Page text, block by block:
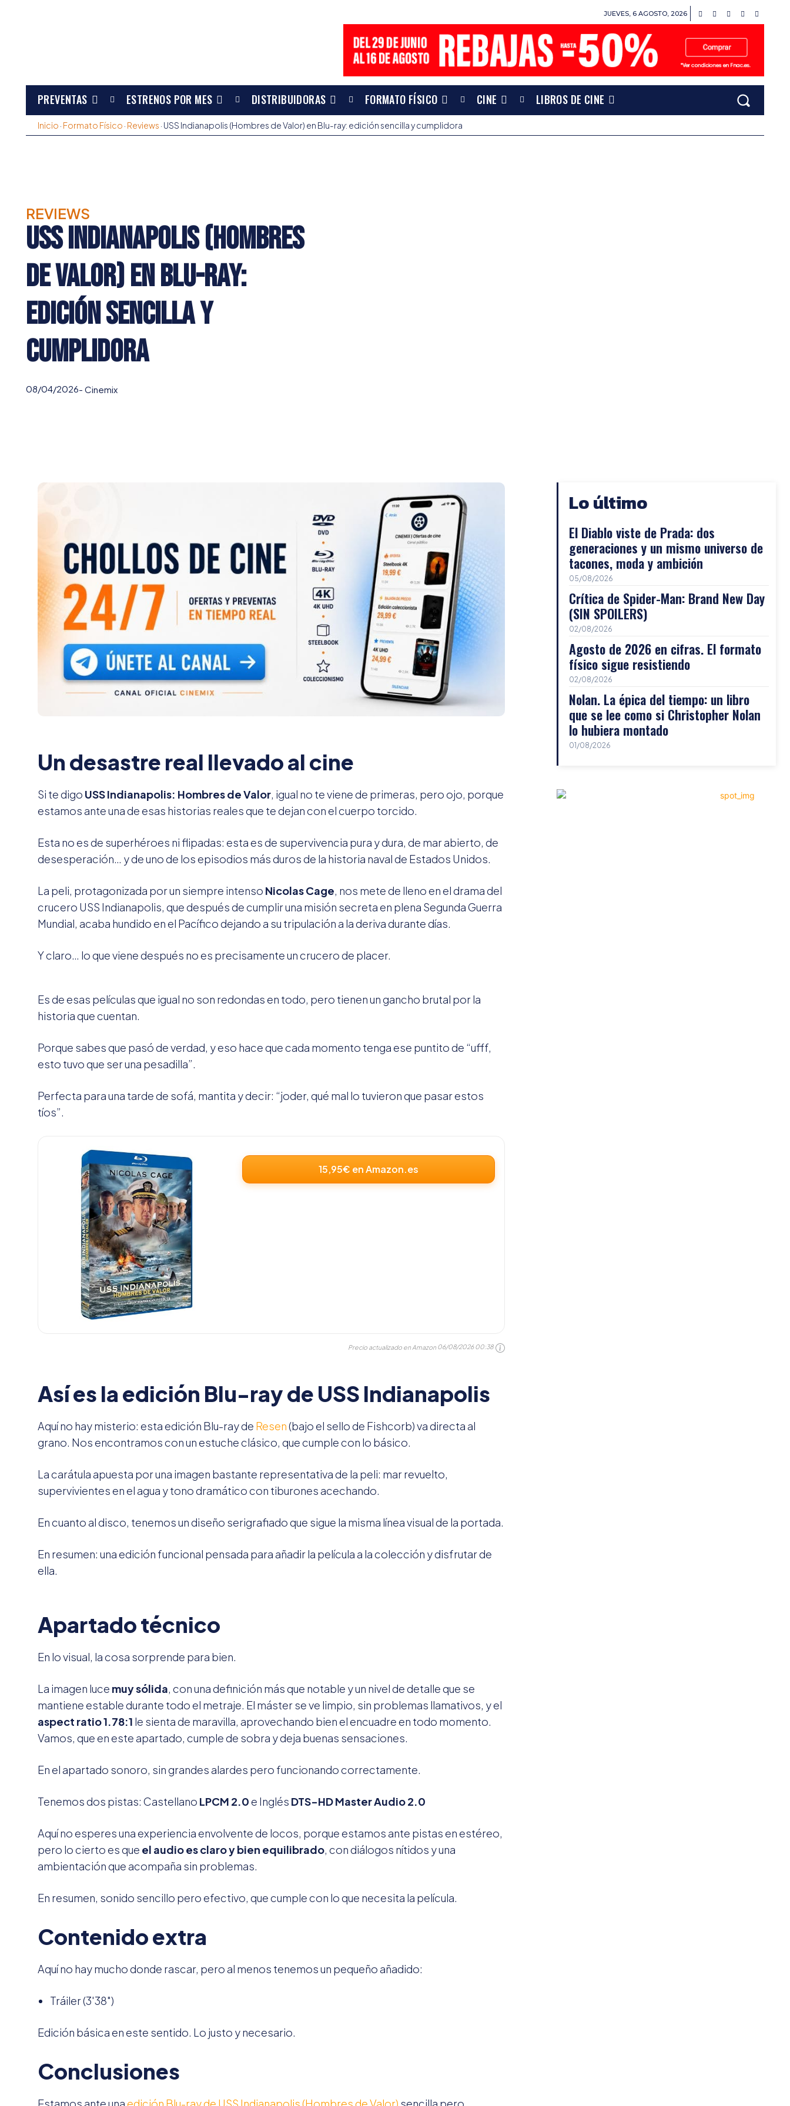
JUEVES, 6 AGOSTO, 2026
PREVENTAS ESTRENOS POR MES DISTRIBUIDORAS FORMATO FÍSICO CINE LIBROS DE CINE
Inicio · Formato Físico · Reviews · USS Indianapolis (Hombres de Valor) en Blu-ray: edición sencilla y cumplidora
REVIEWS
USS Indianapolis (Hombres
de Valor) en Blu-ray:
edición sencilla y
cumplidora
08/04/2026- Cinemix
Un desastre real llevado al cine
Si te digo USS Indianapolis: Hombres de Valor, igual no te viene de primeras, pero ojo, porque
estamos ante una de esas historias reales que te dejan con el cuerpo torcido.
Esta no es de superhéroes ni flipadas: esta es de supervivencia pura y dura, de mar abierto, de
desesperación… y de uno de los episodios más duros de la historia naval de Estados Unidos.
La peli, protagonizada por un siempre intenso Nicolas Cage, nos mete de lleno en el drama del
crucero USS Indianapolis, que después de cumplir una misión secreta en plena Segunda Guerra
Mundial, acaba hundido en el Pacífico dejando a su tripulación a la deriva durante días.
Y claro… lo que viene después no es precisamente un crucero de placer.
Es de esas películas que igual no son redondas en todo, pero tienen un gancho brutal por la
historia que cuentan.
Porque sabes que pasó de verdad, y eso hace que cada momento tenga ese puntito de “ufff,
esto tuvo que ser una pesadilla”.
Perfecta para una tarde de sofá, mantita y decir: “joder, qué mal lo tuvieron que pasar estos
tíos”.
15,95€ en Amazon.es
Precio actualizado en Amazon 06/08/2026 00:38
Así es la edición Blu-ray de USS Indianapolis
Aquí no hay misterio: esta edición Blu-ray de Resen(bajo el sello de Fishcorb) va directa al
grano. Nos encontramos con un estuche clásico, que cumple con lo básico.
La carátula apuesta por una imagen bastante representativa de la peli: mar revuelto,
supervivientes en el agua y tono dramático con tiburones acechando.
En cuanto al disco, tenemos un diseño serigrafiado que sigue la misma línea visual de la portada.
En resumen: una edición funcional pensada para añadir la película a la colección y disfrutar de
ella.
Apartado técnico
En lo visual, la cosa sorprende para bien.
La imagen luce muy sólida, con una definición más que notable y un nivel de detalle que se
mantiene estable durante todo el metraje. El máster se ve limpio, sin problemas llamativos, y el
aspect ratio 1.78:1 le sienta de maravilla, aprovechando bien el encuadre en todo momento.
Vamos, que en este apartado, cumple de sobra y deja buenas sensaciones.
En el apartado sonoro, sin grandes alardes pero funcionando correctamente.
Tenemos dos pistas: Castellano LPCM 2.0e Inglés DTS-HD Master Audio 2.0
Aquí no esperes una experiencia envolvente de locos, porque estamos ante pistas en estéreo,
pero lo cierto es que el audio es claro y bien equilibrado, con diálogos nítidos y una
ambientación que acompaña sin problemas.
En resumen, sonido sencillo pero efectivo, que cumple con lo que necesita la película.
Contenido extra
Aquí no hay mucho donde rascar, pero al menos tenemos un pequeño añadido:
Tráiler (3'38")
Edición básica en este sentido. Lo justo y necesario.
Conclusiones
Estamos ante unaedición Blu-ray de USS Indianapolis (Hombres de Valor) sencilla pero
Lo último
El Diablo viste de Prada: dos
generaciones y un mismo universo de
tacones, moda y ambición
05/08/2026
Crítica de Spider-Man: Brand New Day
(SIN SPOILERS)
02/08/2026
Agosto de 2026 en cifras. El formato
físico sigue resistiendo
02/08/2026
Nolan. La épica del tiempo: un libro
que se lee como si Christopher Nolan
lo hubiera montado
01/08/2026